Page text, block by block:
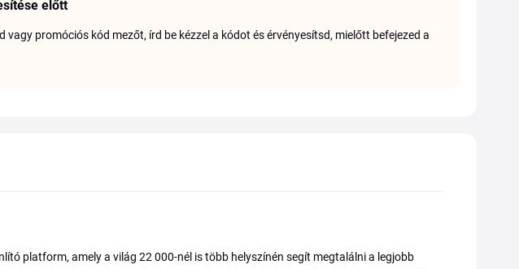
előtt
vagy promóciós kód mezőt, írd be kézzel a kódot és érvényesítsd, mielőtt befejezed a
platform, amely a világ 22 000-nél is több helyszínén segít megtalálni a legjobb